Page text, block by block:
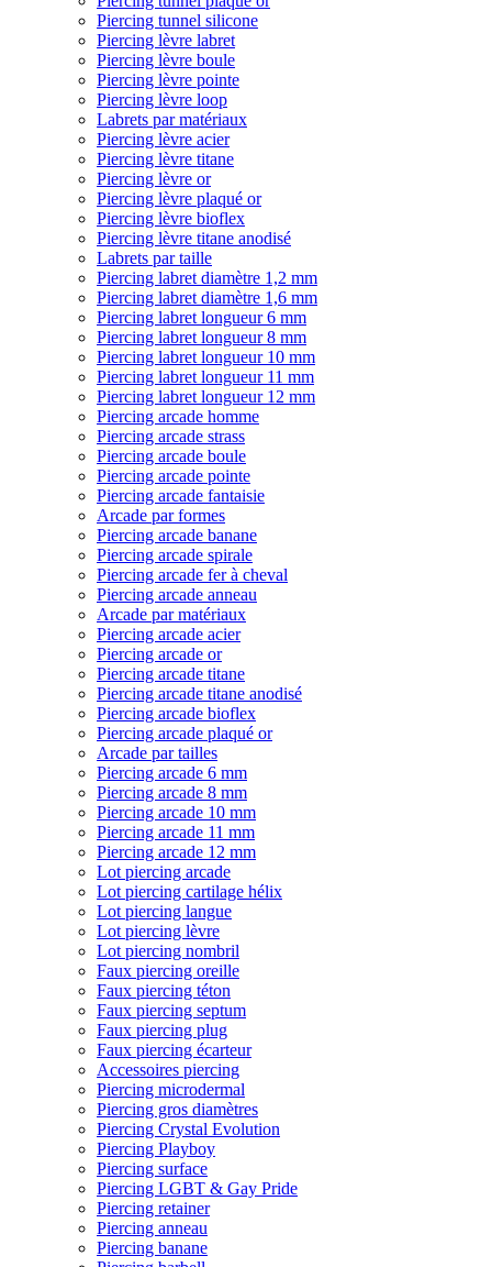
Piercing tunnel silicone
Piercing lèvre labret
Piercing lèvre boule
Piercing lèvre pointe
Piercing lèvre loop
Labrets par matériaux
Piercing lèvre acier
Piercing lèvre titane
Piercing lèvre or
Piercing lèvre plaqué or
Piercing lèvre bioflex
Piercing lèvre titane anodisé
Labrets par taille
Piercing labret diamètre 1,2 mm
Piercing labret diamètre 1,6 mm
Piercing labret longueur 6 mm
Piercing labret longueur 8 mm
Piercing labret longueur 10 mm
Piercing labret longueur 11 mm
Piercing labret longueur 12 mm
Piercing arcade homme
Piercing arcade strass
Piercing arcade boule
Piercing arcade pointe
Piercing arcade fantaisie
Arcade par formes
Piercing arcade banane
Piercing arcade spirale
Piercing arcade fer à cheval
Piercing arcade anneau
Arcade par matériaux
Piercing arcade acier
Piercing arcade or
Piercing arcade titane
Piercing arcade titane anodisé
Piercing arcade bioflex
Piercing arcade plaqué or
Arcade par tailles
Piercing arcade 6 mm
Piercing arcade 8 mm
Piercing arcade 10 mm
Piercing arcade 11 mm
Piercing arcade 12 mm
Lot piercing arcade
Lot piercing cartilage hélix
Lot piercing langue
Lot piercing lèvre
Lot piercing nombril
Faux piercing oreille
Faux piercing téton
Faux piercing septum
Faux piercing plug
Faux piercing écarteur
Accessoires piercing
Piercing microdermal
Piercing gros diamètres
Piercing Crystal Evolution
Piercing Playboy
Piercing surface
Piercing LGBT & Gay Pride
Piercing retainer
Piercing anneau
Piercing banane